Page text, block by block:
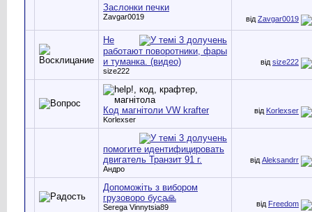
Заслонки печки
Zavgar0019 від Zavgar0019
Не
работают поворотники, фары
и туманка. (видео)
size222
від size222
Код магнітоли VW krafter
Korlexser
від Korlexser
помогите идентифицировать
двигатель Транзит 91 г.
Андро
від Aleksandrr
Допоможіть з вибором
грузоворо буса🙏
Serega Vinnytsia89 від Freedom